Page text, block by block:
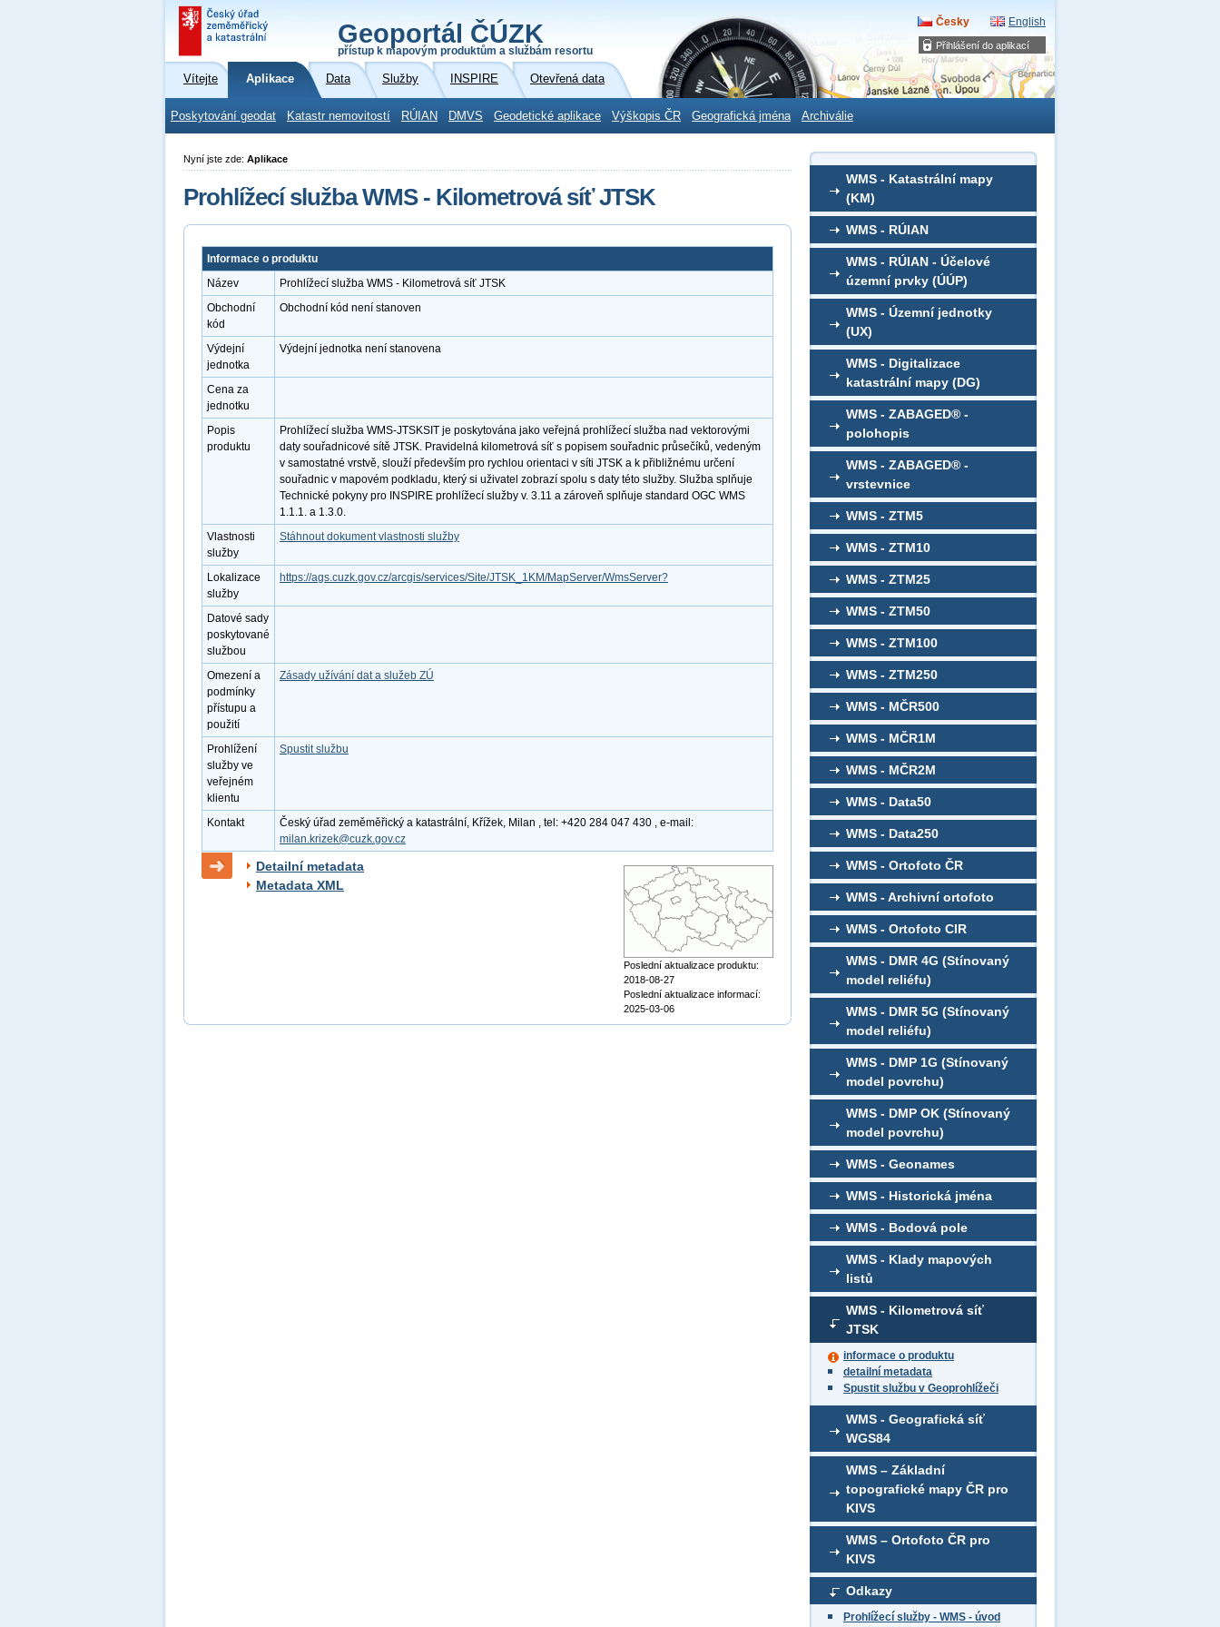
Přihlášení do aplikací
Geoportál ČÚZK
přístup k mapovým produktům a službám resortu
Česky English
Vítejte Aplikace Data Služby INSPIRE Otevřená data
Poskytování geodat Katastr nemovitostí RÚIAN DMVS Geodetické aplikace Výškopis ČR Geografická jména Archiválie
WMS - Katastrální mapy
(KM)
WMS - RÚIAN
WMS - RÚIAN - Účelové
územní prvky (ÚÚP)
WMS - Územní jednotky
(UX)
WMS - Digitalizace
katastrální mapy (DG)
WMS - ZABAGED® -
polohopis
WMS - ZABAGED® -
vrstevnice
WMS - ZTM5
WMS - ZTM10
WMS - ZTM25
WMS - ZTM50
WMS - ZTM100
WMS - ZTM250
WMS - MČR500
WMS - MČR1M
WMS - MČR2M
WMS - Data50
WMS - Data250
WMS - Ortofoto ČR
WMS - Archivní ortofoto
WMS - Ortofoto CIR
WMS - DMR 4G (Stínovaný
model reliéfu)
WMS - DMR 5G (Stínovaný
model reliéfu)
WMS - DMP 1G (Stínovaný
model povrchu)
WMS - DMP OK (Stínovaný
model povrchu)
WMS - Geonames
WMS - Historická jména
WMS - Bodová pole
WMS - Klady mapových
listů
WMS - Kilometrová síť
JTSK
informace o produktu
detailní metadata
Spustit službu v Geoprohlížeči
WMS - Geografická síť
WGS84
WMS – Základní
topografické mapy ČR pro
KIVS
WMS – Ortofoto ČR pro
KIVS
Odkazy
Prohlížecí služby - WMS - úvod
Nyní jste zde: Aplikace
Prohlížecí služba WMS - Kilometrová síť JTSK
Informace o produktu
Název
Prohlížecí služba WMS - Kilometrová síť JTSK
Obchodní
kód
Obchodní kód není stanoven
Výdejní
jednotka
Výdejní jednotka není stanovena
Cena za
jednotku
Popis
produktu
Prohlížecí služba WMS-JTSKSIT je poskytována jako veřejná prohlížecí služba nad vektorovými
daty souřadnicové sítě JTSK. Pravidelná kilometrová síť s popisem souřadnic průsečíků, vedeným
v samostatné vrstvě, slouží především pro rychlou orientaci v síti JTSK a k přibližnému určení
souřadnic v mapovém podkladu, který si uživatel zobrazí spolu s daty této služby. Služba splňuje
Technické pokyny pro INSPIRE prohlížecí služby v. 3.11 a zároveň splňuje standard OGC WMS
1.1.1. a 1.3.0.
Vlastnosti
služby
Stáhnout dokument vlastnosti služby
Lokalizace
služby
https://ags.cuzk.gov.cz/arcgis/services/Site/JTSK_1KM/MapServer/WmsServer?
Datové sady
poskytované
službou
Omezení a
podmínky
přístupu a
použití
Zásady užívání dat a služeb ZÚ
Prohlížení
služby ve
veřejném
klientu
Spustit službu
Kontakt
Český úřad zeměměřický a katastrální, Křížek, Milan , tel: +420 284 047 430 , e-mail:
milan.krizek@cuzk.gov.cz
Detailní metadata
Metadata XML
Poslední aktualizace produktu:
2018-08-27
Poslední aktualizace informací:
2025-03-06